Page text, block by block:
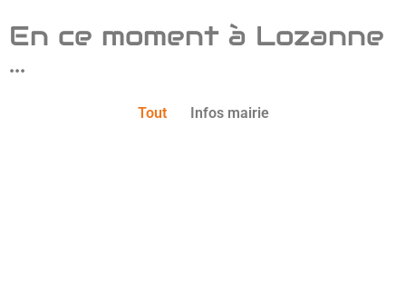
En ce moment à Lozanne
...
Tout Infos mairie